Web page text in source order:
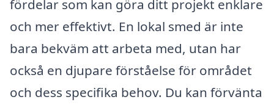
fördelar som kan göra ditt projekt enklare
och mer effektivt. En lokal smed är inte
bara bekväm att arbeta med, utan har
också en djupare förståelse för området
och dess specifika behov. Du kan förvänta